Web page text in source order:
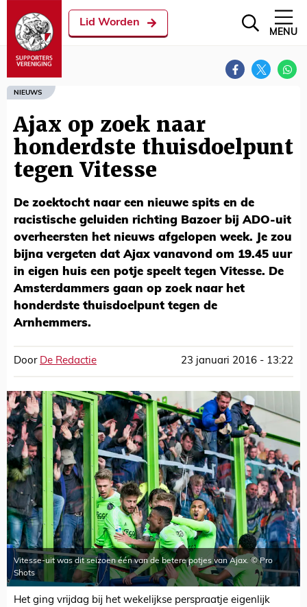
Lid Worden
MENU
NIEUWS
Ajax op zoek naar
honderdste thuisdoelpunt
tegen Vitesse
De zoektocht naar een nieuwe spits en de
racistische geluiden richting Bazoer bij ADO-uit
overheersten het nieuws afgelopen week. Je zou
bijna vergeten dat Ajax vanavond om 19.45 uur
in eigen huis een potje speelt tegen Vitesse. De
Amsterdammers gaan op zoek naar het
honderdste thuisdoelpunt tegen de
Arnhemmers.
Door De Redactie 23 januari 2016 - 13:22
Vitesse-uit was dit seizoen één van de betere potjes van Ajax. © Pro
Shots
Het ging vrijdag bij het wekelijkse perspraatje eigenlijk